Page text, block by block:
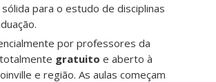
para o estudo de disciplinas
por professores da
gratuito e aberto à
e região. As aulas começam